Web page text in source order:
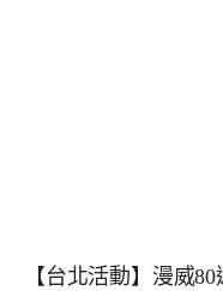
【台北活動】漫威